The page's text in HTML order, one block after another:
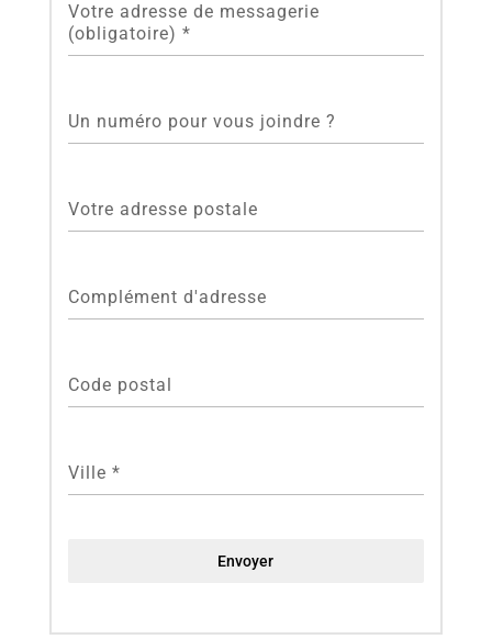
Votre adresse de messagerie
(obligatoire) *
Un numéro pour vous joindre ?
Votre adresse postale
Complément d'adresse
Code postal
Ville *
Envoyer